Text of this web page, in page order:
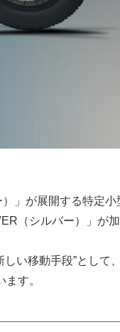
」が展開する特定小
（シルバー）」が加
い移動手段”として
す。